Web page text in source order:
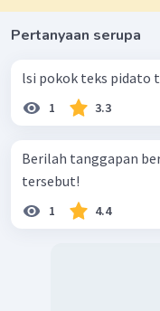
Pertanyaan serupa
lsi pokok teks pidato
1 3.3
Berilah tanggapan
tersebut!
1 4.4